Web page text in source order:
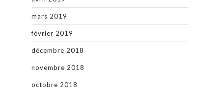
mars 2019
février 2019
décembre 2018
novembre 2018
octobre 2018